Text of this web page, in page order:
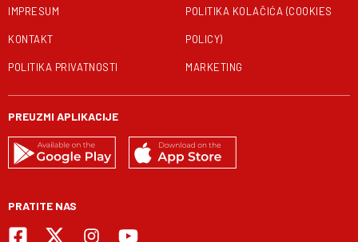
IMPRESUM
KONTAKT
POLITIKA PRIVATNOSTI
POLITIKA KOLAČIĆA (COOKIES
POLICY)
MARKETING
PREUZMI APLIKACIJE
PRATITE NAS